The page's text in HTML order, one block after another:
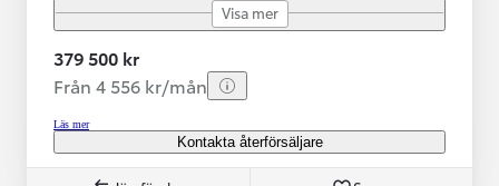
Visa mer
379 500 kr
Från 4 556 kr/mån
Läs mer
Kontakta återförsäljare